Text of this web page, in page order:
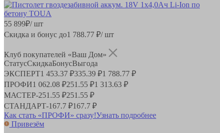
55 899₽/ шт
Скидка и бонус до1 788.77 ₽/ шт
Клуб покупателей «Ваш Дом»
СтатусСкидкаБонусВыгода
ЭКСПЕРТ1 453.37 ₽335.39 ₽1 788.77 ₽
ПРОФИ1 062.08 ₽251.55 ₽1 313.63 ₽
МАСТЕР-251.55 ₽251.55 ₽
СТАНДАРТ-167.7 ₽167.7 ₽
Как стать «ПРОФИ» сразу!Узнать подробнее
Привезём